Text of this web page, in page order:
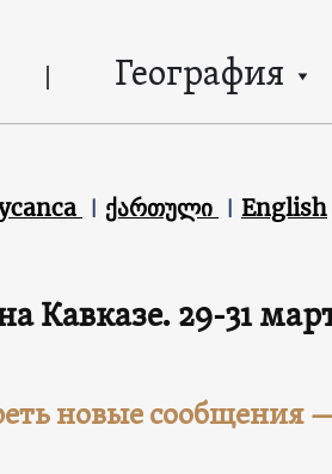
География
ქართული English
Кавказе. 29-31
новые сообщения